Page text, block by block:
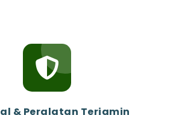
& Peralatan Terjamin